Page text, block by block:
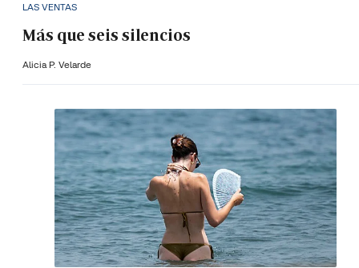
LAS VENTAS
Más que seis silencios
Alicia P. Velarde